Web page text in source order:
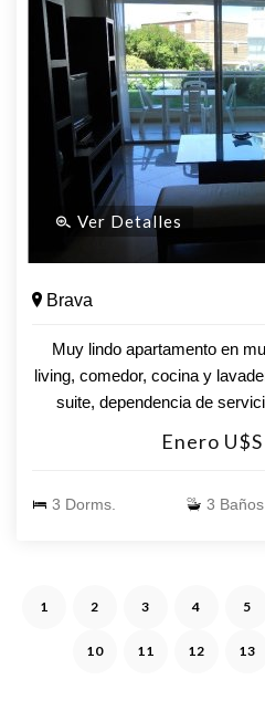
Ver Detalles
Brava
Muy lindo apartamento en
living, comedor, cocina y
suite, dependencia de
Enero
3 Dorms. 3 Baños
1 2 3 4 5
10 11 12 13